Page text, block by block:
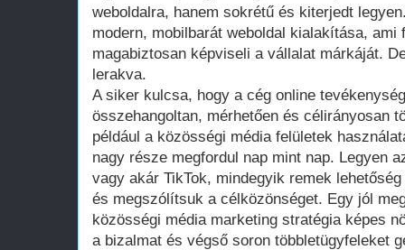
weboldalra, hanem sokrétű és kiterjedt
modern, mobilbarát weboldal kialakítása,
magabiztosan képviseli a vállalat márkáját.
lerakva.
A siker kulcsa, hogy a cég online
összehangoltan, mérhetően és célirányosan
például a közösségi média felületek
nagy része megfordul nap mint nap. Legyen
vagy akár TikTok, mindegyik remek
és megszólítsuk a célközönséget. Egy jól
közösségi média marketing stratégia képes
a bizalmat és végső soron többletügyfeleket